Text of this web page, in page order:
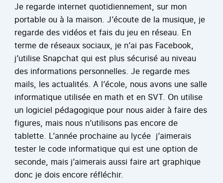
Je regarde internet quotidiennement, sur mon
portable ou à la maison. J’écoute de la musique, je
regarde des vidéos et fais du jeu en réseau. En
terme de réseaux sociaux, je n’ai pas Facebook,
j’utilise Snapchat qui est plus sécurisé au niveau
des informations personnelles. Je regarde mes
mails, les actualités. A l’école, nous avons une salle
informatique utilisée en math et en SVT. On utilise
un logiciel pédagogique pour nous aider à faire des
figures, mais nous n’utilisons pas encore de
tablette. L’année prochaine au lycée j’aimerais
tester le code informatique qui est une option de
seconde, mais j’aimerais aussi faire art graphique
donc je dois encore réfléchir.